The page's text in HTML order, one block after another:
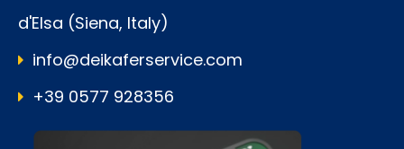
d'Elsa (Siena, Italy)
info@deikaferservice.com
+39 0577 928356